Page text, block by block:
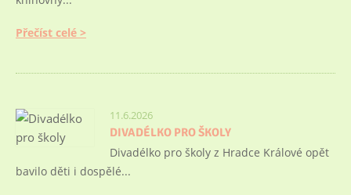
Přečíst celé
11.6.2026
DIVADÉLKO PRO ŠKOLY
Divadélko pro školy z Hradce Králové opět
bavilo děti i dospělé...